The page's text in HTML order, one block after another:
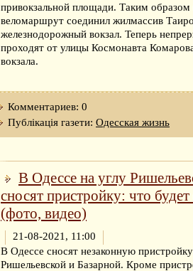
привокзальной площади. Таким
веломаршрут соединил жилмассив
железнодорожный вокзал. Теперь
проходят от улицы Космонавта
вокзала.
Комментариев: 0
Публікація газети: Одесская жизнь
В Одессе на углу
сносят пристройку: что
(фото, видео)
21-08-2021, 11:00
В Одессе сносят незаконную
Ришельевской и Базарной. Кроме